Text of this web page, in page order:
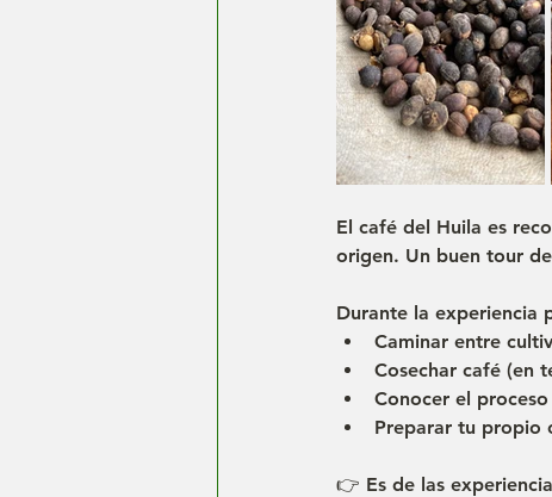
El café del Huila es
origen. Un buen tour
Durante la experiencia
Caminar entre
Cosechar café (en
Conocer el
Preparar tu propio
👉 Es de las